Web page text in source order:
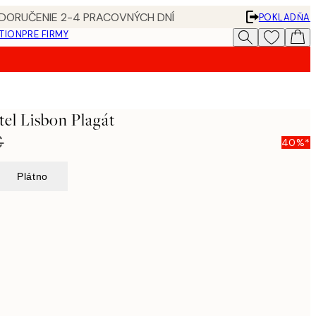
2-4 PRACOVNÝCH DNÍ
POKLADŇA
PRE FIRMY
Lisbon Plagát
40%*
Plátno